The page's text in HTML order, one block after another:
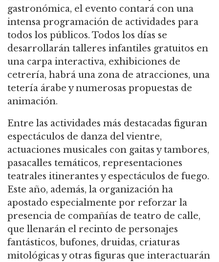
gastronómica, el evento contará con una
intensa programación de actividades para
todos los públicos. Todos los días se
desarrollarán talleres infantiles gratuitos en
una carpa interactiva, exhibiciones de
cetrería, habrá una zona de atracciones, una
tetería árabe y numerosas propuestas de
animación.
Entre las actividades más destacadas figuran
espectáculos de danza del vientre,
actuaciones musicales con gaitas y tambores,
pasacalles temáticos, representaciones
teatrales itinerantes y espectáculos de fuego.
Este año, además, la organización ha
apostado especialmente por reforzar la
presencia de compañías de teatro de calle,
que llenarán el recinto de personajes
fantásticos, bufones, druidas, criaturas
mitológicas y otras figuras que interactuarán